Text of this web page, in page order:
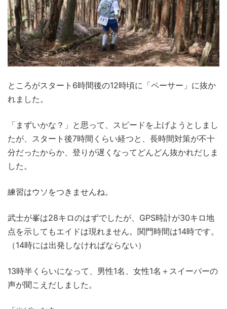
ところがスタート6時間後の12時頃に「ペーサー」に抜か
れました。
「まずいかな？」と思って、スピードを上げようとしまし
たが、スタート後7時間くらい経つと、長時間対策が不十
分だったからか、登りが遅くなってどんどん抜かれだしま
した。
練習はウソをつきませんね。
武士が峯は28キロのはずでしたが、GPS時計が30キロ地
点を示してもエイドは現れません。関門時間は14時です。
（14時には出発しなければならない）
13時半くらいになって、男性1名、女性1名＋スイーパーの
声が聞こえだしました。